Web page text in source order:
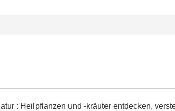
: Heilpflanzen und -kräuter entdecken,